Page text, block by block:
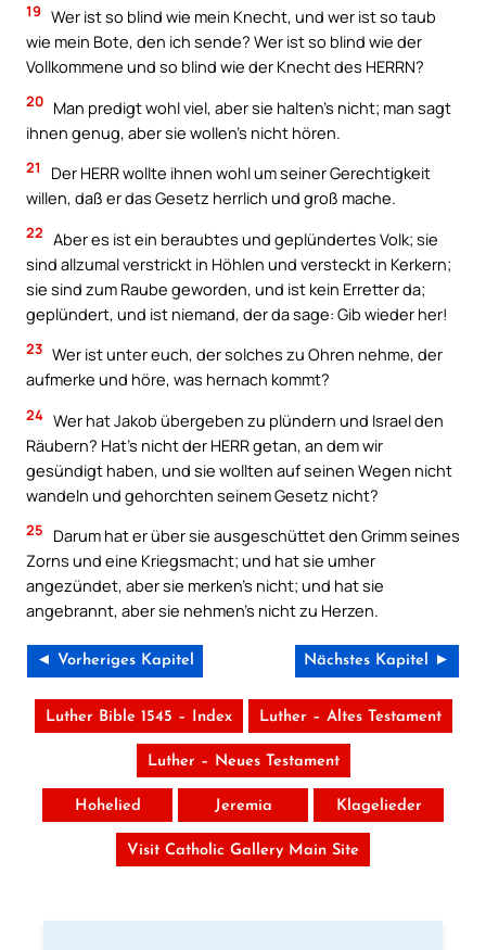
19 Wer ist so blind wie mein Knecht, und wer ist so taub
wie mein Bote, den ich sende? Wer ist so blind wie der
Vollkommene und so blind wie der Knecht des HERRN?
20 Man predigt wohl viel, aber sie halten’s nicht; man sagt
ihnen genug, aber sie wollen’s nicht hören.
21
Der HERR wollte ihnen wohl um seiner Gerechtigkeit
willen, daß er das Gesetz herrlich und groß mache.
22 Aber es ist ein beraubtes und geplündertes Volk; sie
sind allzumal verstrickt in Höhlen und versteckt in Kerkern;
sie sind zum Raube geworden, und ist kein Erretter da;
geplündert, und ist niemand, der da sage: Gib wieder her!
23 Wer ist unter euch, der solches zu Ohren nehme, der
aufmerke und höre, was hernach kommt?
24 Wer hat Jakob übergeben zu plündern und Israel den
Räubern? Hat’s nicht der HERR getan, an dem wir
gesündigt haben, und sie wollten auf seinen Wegen nicht
wandeln und gehorchten seinem Gesetz nicht?
25
Darum hat er über sie ausgeschüttet den Grimm seines
Zorns und eine Kriegsmacht; und hat sie umher
angezündet, aber sie merken’s nicht; und hat sie
angebrannt, aber sie nehmen’s nicht zu Herzen.
◄ Vorheriges Kapitel Nächstes Kapitel ►
Luther Bible 1545 – Index Luther – Altes Testament
Luther – Neues Testament
Hohelied Jeremia Klagelieder
Visit Catholic Gallery Main Site